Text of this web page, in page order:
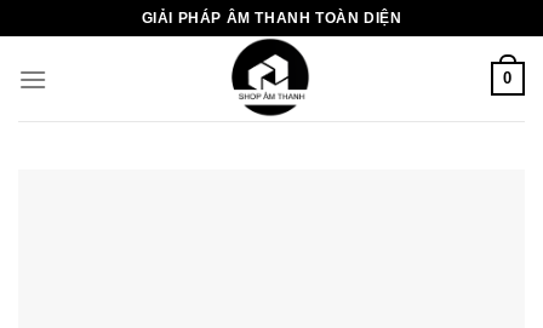
nội
GIẢI PHÁP ÂM THANH TOÀN DIỆN
0